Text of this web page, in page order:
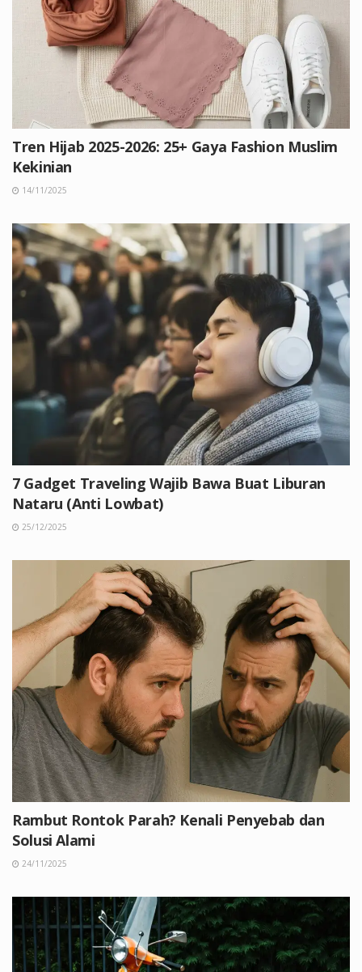
Tren Hijab 2025-2026: 25+ Gaya Fashion Muslim
Kekinian
14/11/2025
7 Gadget Traveling Wajib Bawa Buat Liburan
Nataru (Anti Lowbat)
25/12/2025
Rambut Rontok Parah? Kenali Penyebab dan
Solusi Alami
24/11/2025